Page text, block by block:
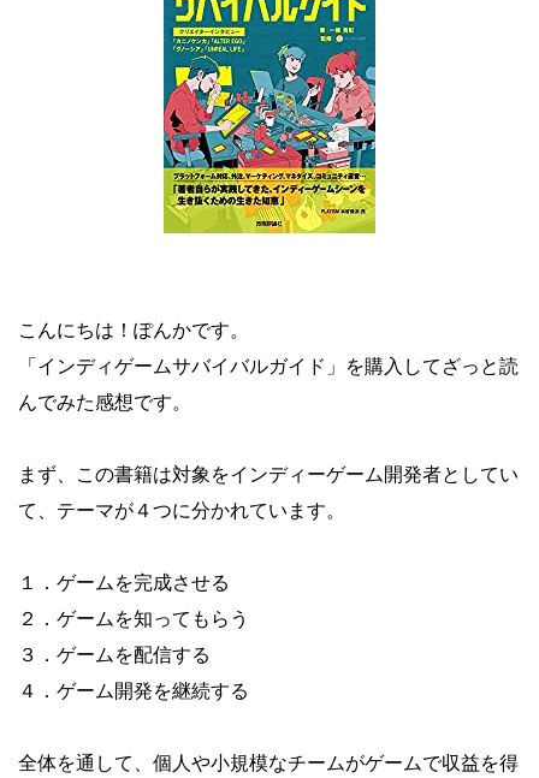
こんにちは！ぽんかです。
「インディゲームサバイバルガイド」を購入してざっと読
んでみた感想です。
まず、この書籍は対象をインディーゲーム開発者としてい
て、テーマが４つに分かれています。
１．ゲームを完成させる
２．ゲームを知ってもらう
３．ゲームを配信する
４．ゲーム開発を継続する
全体を通して、個人や小規模なチームがゲームで収益を得